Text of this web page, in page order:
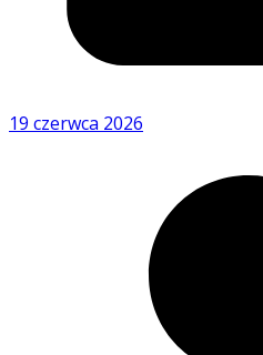
19 czerwca 2026